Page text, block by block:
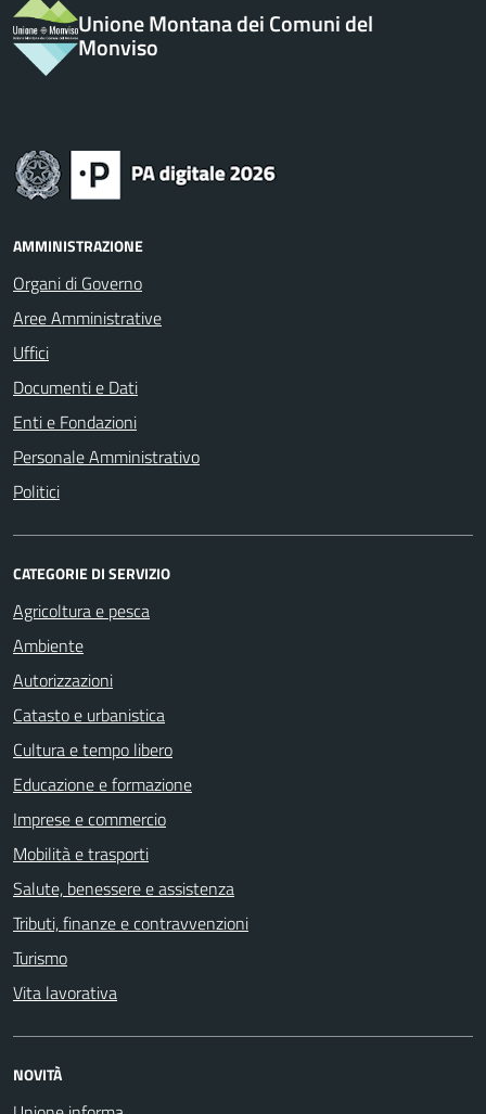
Unione Montana dei Comuni del
Monviso
AMMINISTRAZIONE
Organi di Governo
Aree Amministrative
Uffici
Documenti e Dati
Enti e Fondazioni
Personale Amministrativo
Politici
CATEGORIE DI SERVIZIO
Agricoltura e pesca
Ambiente
Autorizzazioni
Catasto e urbanistica
Cultura e tempo libero
Educazione e formazione
Imprese e commercio
Mobilità e trasporti
Salute, benessere e assistenza
Tributi, finanze e contravvenzioni
Turismo
Vita lavorativa
NOVITÀ